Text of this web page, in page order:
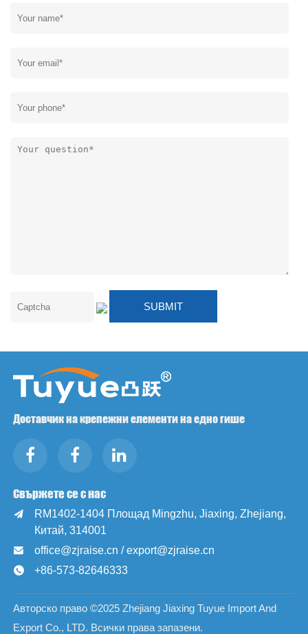
Доставчик на крепежни елементи на едно гише
Свържете се с нас

RM1402-1404 Площад Mingzhu, Jiaxing, Zhejiang,
Китай, 314001
 office@zjraise.cn / export@zjraise.cn
 +86-573-82646333
Авторско право ©2025 Zhejiang Jiaxing Tuyue Import And
Export Co., LTD. Всички права запазени.